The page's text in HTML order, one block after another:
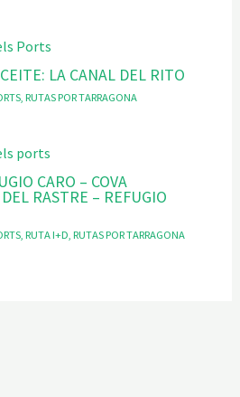
LA CANAL DEL RITO
, RUTAS POR TARRAGONA
CARO – COVA
RASTRE – REFUGIO
, RUTA I+D RUTAS POR TARRAGONA